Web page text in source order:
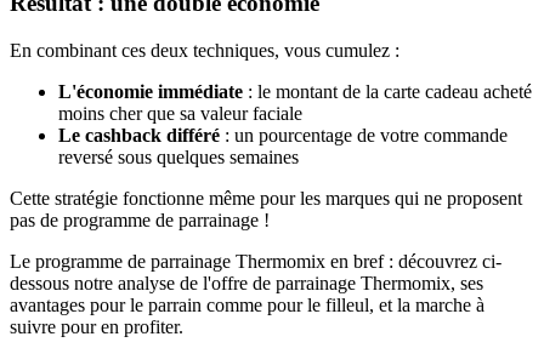
En combinant ces deux techniques, vous cumulez :
L'économie immédiate : le montant de la carte cadeau acheté
moins cher que sa valeur faciale
Le cashback différé : un pourcentage de votre commande
reversé sous quelques semaines
Cette stratégie fonctionne même pour les marques qui ne proposent
pas de programme de parrainage !
Le programme de parrainage Thermomix en bref : découvrez ci-
dessous notre analyse de l'offre de parrainage Thermomix, ses
avantages pour le parrain comme pour le filleul, et la marche à
suivre pour en profiter.